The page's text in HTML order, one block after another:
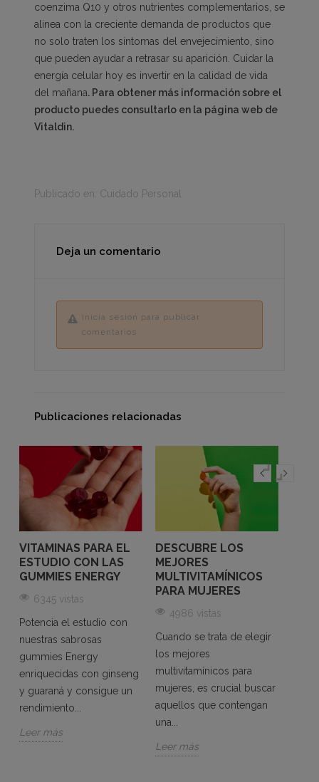
coenzima Q10 y otros nutrientes complementarios, se
alinea con la creciente demanda de productos que
no solo traten los síntomas del envejecimiento, sino
que pueden ayudar a retrasar su aparición. Cuidar la
energía celular hoy es invertir en la calidad de vida
del mañana. Para obtener más información sobre el
producto puedes consultarlo en la página web de
Vitaldin.
Publicado en: Cuidado Personal
Deja un comentario
Inicia sesión para publicar
comentarios
Publicaciones relacionadas
VITAMINAS PARA EL
ESTUDIO CON LAS
GUMMIES ENERGY
6345 vistas
Potencia el estudio con
nuestras sabrosas
gummies Energy
enriquecidas con ginseng
y guaraná y consigue un
rendimiento...
Leer más
DESCUBRE LOS
MEJORES
MULTIVITAMÍNICOS
PARA MUJERES
4986 vistas
Cuando se trata de elegir
los mejores
multivitamínicos para
mujeres, es crucial buscar
aquellos que contengan
una...
Leer más